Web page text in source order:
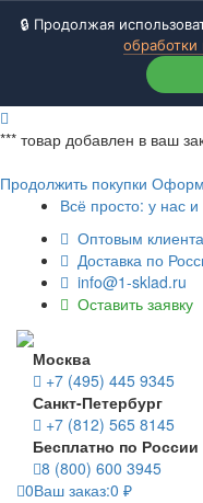
🔒 Продолжая
*** товар добавлен в ваш
Продолжить покупки
Всё просто: у нас
Оптовым
Доставка по
info@1-sklad.ru
Оставить заявку
Москва
+7 (495) 445 9345
Санкт-Петербург
+7 (812) 565 8145
Бесплатно по России
8 (800) 600 3945
0Ваш заказ:0 ₽